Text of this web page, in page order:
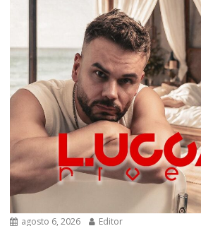
agosto 6, 2026 Editor